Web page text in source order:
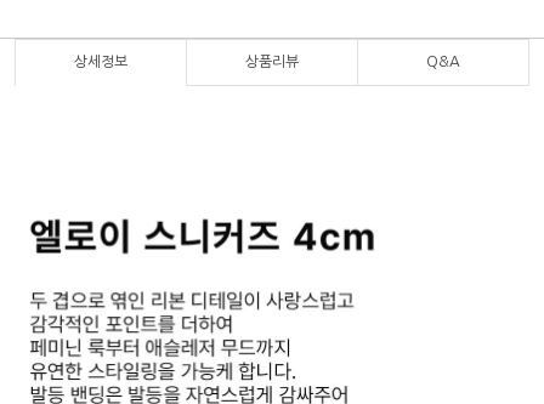
상세정보 상품리뷰 Q&A